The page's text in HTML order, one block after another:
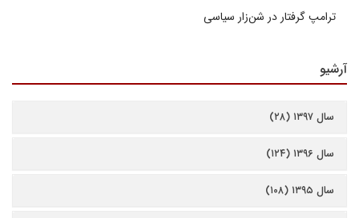
ترامپ گرفتار در شن‌زار سیاسی
آرشیو
سال ۱۳۹۷ (۲۸)
سال ۱۳۹۶ (۱۲۴)
سال ۱۳۹۵ (۱۰۸)